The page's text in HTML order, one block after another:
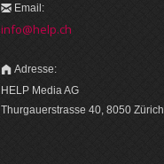
Email:
info@help.ch
Adresse:
HELP Media AG
Thurgauerstrasse 40, 8050 Zürich